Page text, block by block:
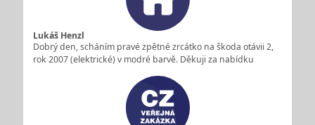
Lukáš Henzl
Dobrý den, scháním pravé zpětné zrcátko na škoda otávii 2,
rok 2007 (elektrické) v modré barvě. Děkuji za nabídku